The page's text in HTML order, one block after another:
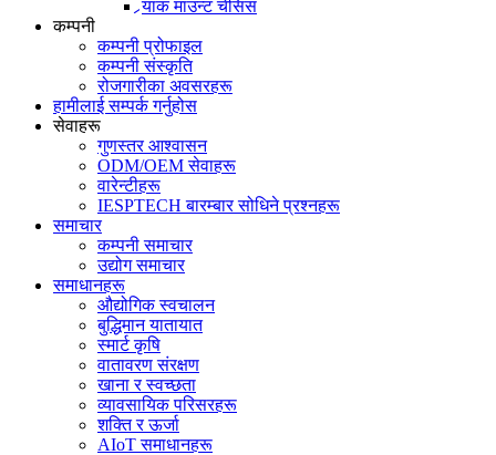
र्‍याक माउन्ट चेसिस
कम्पनी
कम्पनी प्रोफाइल
कम्पनी संस्कृति
रोजगारीका अवसरहरू
हामीलाई सम्पर्क गर्नुहोस
सेवाहरू
गुणस्तर आश्वासन
ODM/OEM सेवाहरू
वारेन्टीहरू
IESPTECH बारम्बार सोधिने प्रश्नहरू
समाचार
कम्पनी समाचार
उद्योग समाचार
समाधानहरू
औद्योगिक स्वचालन
बुद्धिमान यातायात
स्मार्ट कृषि
वातावरण संरक्षण
खाना र स्वच्छता
व्यावसायिक परिसरहरू
शक्ति र ऊर्जा
AIoT समाधानहरू